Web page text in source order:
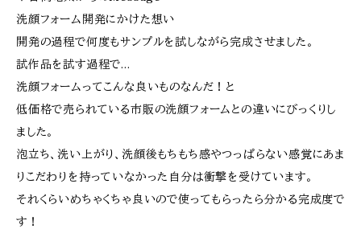
洗顔フォーム開発にかけた想い
開発の過程で何度もサンプルを試しながら完成させました。
試作品を試す過程で…
洗顔フォームってこんな良いものなんだ！と
低価格で売られている市販の洗顔フォームとの違いにびっくりし
ました。
泡立ち、洗い上がり、洗顔後もちもち感やつっぱらない感覚にあま
りこだわりを持っていなかった自分は衝撃を受けています。
それくらいめちゃくちゃ良いので使ってもらったら分かる完成度で
す！